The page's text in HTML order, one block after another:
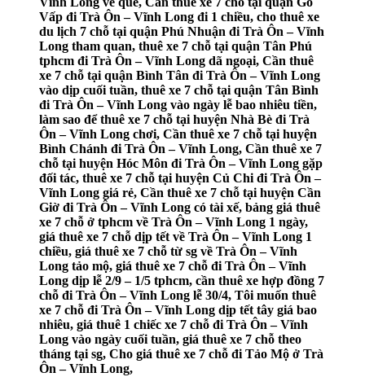
Vấp đi Trà Ôn – Vĩnh Long đi 1 chiều, cho thuê xe
du lịch 7 chỗ tại quận Phú Nhuận đi Trà Ôn – Vĩnh
Long tham quan, thuê xe 7 chỗ tại quận Tân Phú
tphcm đi Trà Ôn – Vĩnh Long dã ngoại, Cần thuê
xe 7 chỗ tại quận Bình Tân đi Trà Ôn – Vĩnh Long
vào dịp cuối tuần, thuê xe 7 chỗ tại quận Tân Bình
đi Trà Ôn – Vĩnh Long vào ngày lễ bao nhiêu tiền,
làm sao để thuê xe 7 chỗ tại huyện Nhà Bè đi Trà
Ôn – Vĩnh Long chơi, Cần thuê xe 7 chỗ tại huyện
Bình Chánh đi Trà Ôn – Vĩnh Long, Cần thuê xe 7
chỗ tại huyện Hóc Môn đi Trà Ôn – Vĩnh Long gặp
đối tác, thuê xe 7 chỗ tại huyện Củ Chi đi Trà Ôn –
Vĩnh Long giá rẻ, Cần thuê xe 7 chỗ tại huyện Cần
Giờ đi Trà Ôn – Vĩnh Long có tài xế, bảng giá thuê
xe 7 chỗ ở tphcm về Trà Ôn – Vĩnh Long 1 ngày,
giá thuê xe 7 chỗ dịp tết về Trà Ôn – Vĩnh Long 1
chiều, giá thuê xe 7 chỗ từ sg về Trà Ôn – Vĩnh
Long tảo mộ, giá thuê xe 7 chỗ đi Trà Ôn – Vĩnh
Long dịp lễ 2/9 – 1/5 tphcm, cần thuê xe hợp đồng 7
chỗ đi Trà Ôn – Vĩnh Long lễ 30/4, Tôi muốn thuê
xe 7 chỗ đi Trà Ôn – Vĩnh Long dịp tết tây giá bao
nhiêu, giá thuê 1 chiếc xe 7 chỗ đi Trà Ôn – Vĩnh
Long vào ngày cuối tuần, giá thuê xe 7 chỗ theo
tháng tại sg, Cho giá thuê xe 7 chỗ đi Tảo Mộ ở Trà
Ôn – Vĩnh Long,